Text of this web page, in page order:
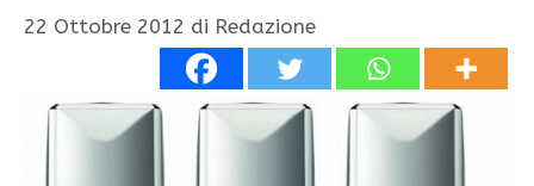
22 Ottobre 2012 di Redazione